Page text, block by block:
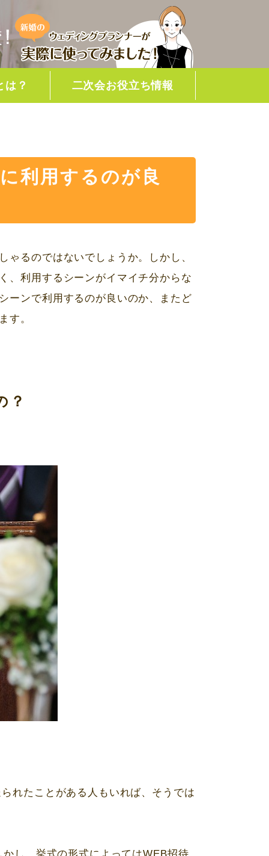
は？ 二次会お役立ち情報
利用するのが良
ゃるのではないでしょうか。しかし、
、利用するシーンがイマイチ分からな
ーンで利用するのが良いのか、またど
す。
？
れたことがある人もいれば、そうでは